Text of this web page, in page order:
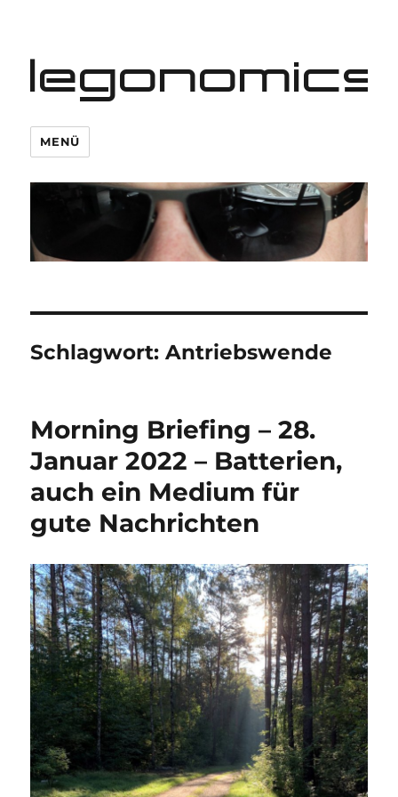
legonomics
MENÜ
Schlagwort:Antriebswende
Morning Briefing – 28.
Januar 2022 – Batterien,
auch ein Medium für
gute Nachrichten